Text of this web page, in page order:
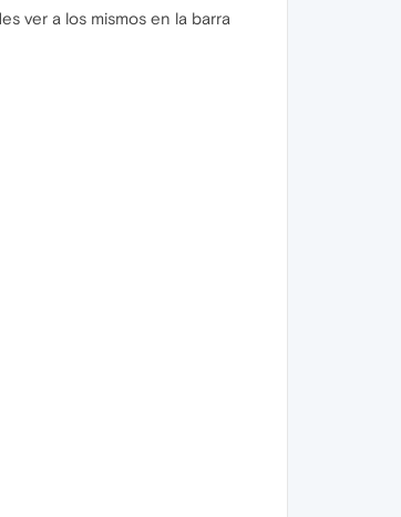
ver a los mismos en la barra